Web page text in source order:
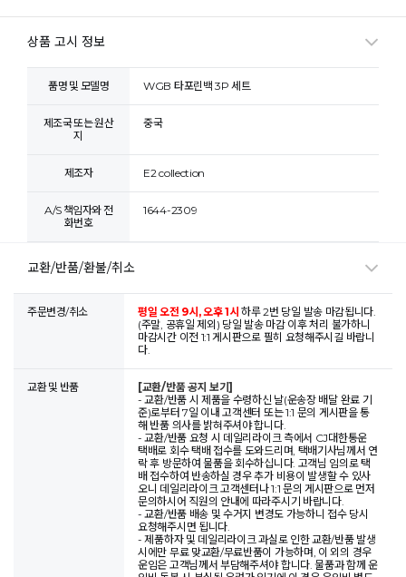
상품 고시 정보
품명 및 모델명 WGB 타포린백 3P 세트
제조국 또는 원산
지
중국
제조자 E2 collection
A/S 책임자와 전
화번호
1644-2309
교환/반품/환불/취소
주문변경/취소 평일 오전 9시, 오후 1시하루 2번 당일 발송 마감됩니다.
(주말, 공휴일 제외) 당일 발송 마감 이후 처리 불가하니
마감시간 이전 1:1 게시판으로 필히 요청해주시길 바랍니
다.
교환 및 반품
[교환/반품 공지 보기]
- 교환/반품 시 제품을 수령하신 날(운송장 배달 완료 기
준)로부터 7일 이내 고객센터 또는 1:1 문의 게시판을 통
해 반품 의사를 밝혀주셔야 합니다.
- 교환/반품 요청 시 데일리라이크 측에서 CJ대한통운
택배로 회수 택배 접수를 도와드리며, 택배기사님께서 연
락 후 방문하여 물품을 회수하십니다. 고객님 임의로 택
배 접수하여 반송하실 경우 추가 비용이 발생할 수 있사
오니 데일리라이크 고객센터나 1:1 문의 게시판으로 먼저
문의하시어 직원의 안내에 따라주시기 바랍니다.
- 교환/반품 배송 및 수거지 변경도 가능하니 접수 당시
요청해주시면 됩니다.
- 제품하자 및 데일리라이크 과실로 인한 교환/반품 발생
시에만 무료 맞교환/무료반품이 가능하며, 이 외의 경우
운임은 고객님께서 부담해주셔야 합니다. 물품과 함께 운